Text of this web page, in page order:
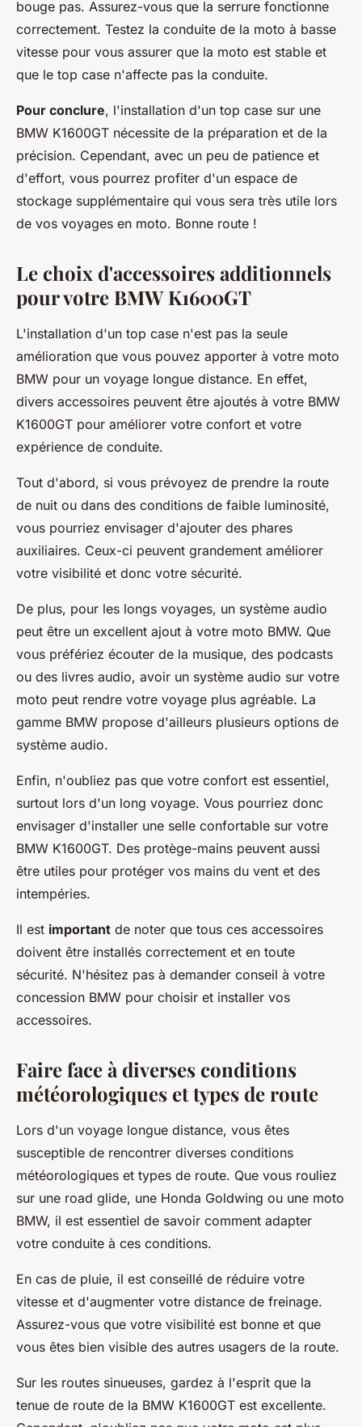
bouge pas. Assurez-vous que la serrure fonctionne
correctement. Testez la conduite de la moto à basse
vitesse pour vous assurer que la moto est stable et
que le top case n'affecte pas la conduite.
Pour conclure, l'installation d'un top case sur une
BMW K1600GT nécessite de la préparation et de la
précision. Cependant, avec un peu de patience et
d'effort, vous pourrez profiter d'un espace de
stockage supplémentaire qui vous sera très utile lors
de vos voyages en moto. Bonne route !
Le choix d'accessoires additionnels
pour votre BMW K1600GT
L'installation d'un top case n'est pas la seule
amélioration que vous pouvez apporter à votre moto
BMW pour un voyage longue distance. En effet,
divers accessoires peuvent être ajoutés à votre BMW
K1600GT pour améliorer votre confort et votre
expérience de conduite.
Tout d'abord, si vous prévoyez de prendre la route
de nuit ou dans des conditions de faible luminosité,
vous pourriez envisager d'ajouter des phares
auxiliaires. Ceux-ci peuvent grandement améliorer
votre visibilité et donc votre sécurité.
De plus, pour les longs voyages, un système audio
peut être un excellent ajout à votre moto BMW. Que
vous préfériez écouter de la musique, des podcasts
ou des livres audio, avoir un système audio sur votre
moto peut rendre votre voyage plus agréable. La
gamme BMW propose d'ailleurs plusieurs options de
système audio.
Enfin, n'oubliez pas que votre confort est essentiel,
surtout lors d'un long voyage. Vous pourriez donc
envisager d'installer une selle confortable sur votre
BMW K1600GT. Des protège-mains peuvent aussi
être utiles pour protéger vos mains du vent et des
intempéries.
Il est important de noter que tous ces accessoires
doivent être installés correctement et en toute
sécurité. N'hésitez pas à demander conseil à votre
concession BMW pour choisir et installer vos
accessoires.
Faire face à diverses conditions
météorologiques et types de route
Lors d'un voyage longue distance, vous êtes
susceptible de rencontrer diverses conditions
météorologiques et types de route. Que vous rouliez
sur une road glide, une Honda Goldwing ou une moto
BMW, il est essentiel de savoir comment adapter
votre conduite à ces conditions.
En cas de pluie, il est conseillé de réduire votre
vitesse et d'augmenter votre distance de freinage.
Assurez-vous que votre visibilité est bonne et que
vous êtes bien visible des autres usagers de la route.
Sur les routes sinueuses, gardez à l'esprit que la
tenue de route de la BMW K1600GT est excellente.